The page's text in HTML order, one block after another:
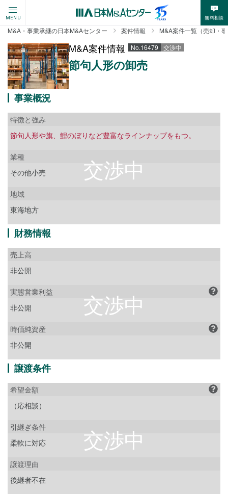
MENU 無料相談
M&A・事業承継の日本M&Aセンター 案件情報 M&A案件一覧（売却・
M&A案件情報 No.16479 交渉中
節句人形の卸売
事業概況
特徴と強み
節句人形や旗、鯉のぼりなど豊富なラインナップをもつ。
業種
その他小売
地域
東海地方
財務情報
売上高
非公開
実態営業利益
非公開
時価純資産
非公開
譲渡条件
希望金額
（応相談）
引継ぎ条件
柔軟に対応
譲渡理由
後継者不在